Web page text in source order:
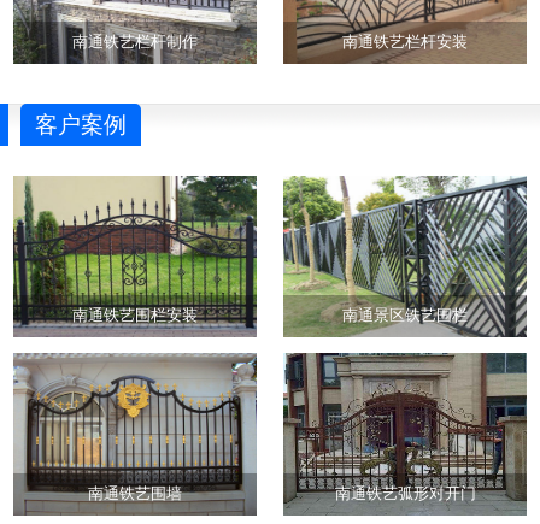
南通铁艺栏杆制作 南通铁艺栏杆安装
客户案例
南通铁艺围栏安装 南通景区铁艺围栏
南通铁艺围墙 南通铁艺弧形对开门